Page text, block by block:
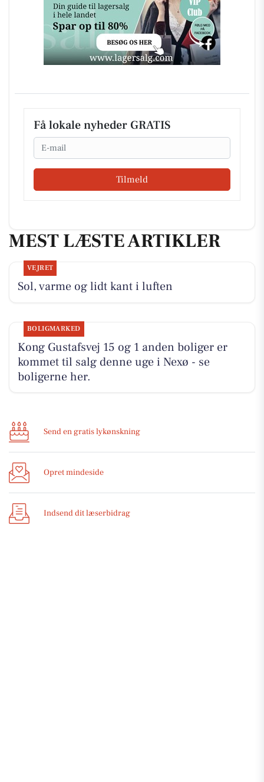
Få lokale nyheder GRATIS
Email
Tilmeld
MEST LÆSTE ARTIKLER
VEJRET
Sol, varme og lidt kant i luften
BOLIGMARKED
Kong Gustafsvej 15 og 1 anden boliger er
kommet til salg denne uge i Nexø - se
boligerne her.
Send en gratis lykønskning
Opret mindeside
Indsend dit læserbidrag